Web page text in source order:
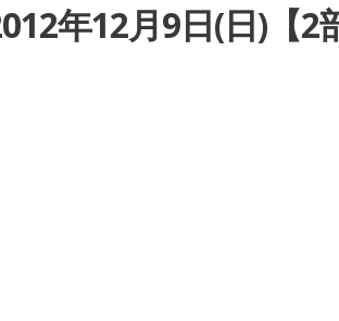
年12月9日(日)【2